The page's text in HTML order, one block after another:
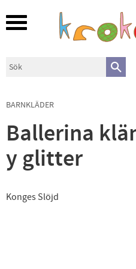
Meny
BARNKLÄDER
Ballerina
y glitter
Konges Slöjd